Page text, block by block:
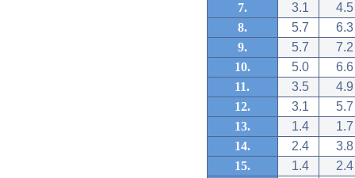
7.
3.1
4.5
8.
5.7
6.3
9.
5.7
7.2
10.
5.0
6.6
11.
3.5
4.9
12.
3.1
5.7
13.
1.4
1.7
14.
2.4
3.8
15.
1.4
2.4